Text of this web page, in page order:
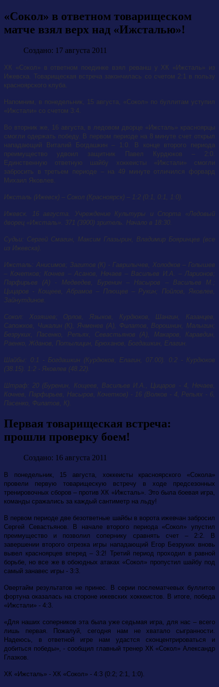
«Сокол» в ответном товарищеском
матче взял верх над «Ижсталью»!
Создано: 17 августа 2011
ХК «Сокол» в ответном поединке взял реванш у ХК «Ижсталь» из
Ижевска. Товарищеская встреча закончилась со счетом 2:1 в пользу
красноярского клуба.
Напомним, в понедельник, 15 августа, «Сокол» по буллитам уступил
«Ижстали» со счетом 3:4.
Во вторник же, 16 августа, в ледовом дворце «Ижсталь» красноярцы
смогли одержать победу. В первом периоде на 8 минуте счет открыл
нападающий Виталий Богдашкин – 1:0. В конце второго периода
преимущество удвоил защитник Павел Курдюков – 2:0.
Единственную ответную шайбу хоккеисты «Ижстали» смогли
забросить в третьем периоде – на 49 минуте отличился форвард
Михаил Яковлев.
Ижсталь (Ижевск) – Сокол (Красноярск) – 1:2 (0:1, 0:1, 1:0).
Ижевск. 16 августа. Учреждение Культуры и Спорта «Ледовый
дворец «Ижсталь». 371 (3900) зритель. Начало в 18:30.
Судьи: Сергей Смагин, Максим Глазырин, Владимир Бояринцев (все
из Ижевска).
Ижсталь: Анисимов; Загитов (К) - Гаврилычев, Холодков – Голышев
– Кочетков; Кочнев – Асанов, Нечаев – Васильев И.А. – Ларионов;
Парфирьев (А) - Медведев, Буренин – Насыров – Васильев М.;
Цицаров - Кощеев, Абрамов – Плющев – Рукин; Пойлов, Яковлев,
Зайнутдинов.
Сокол: Хозяшев; Орлов, Языков, Курдюков, Шангин, Казанцев,
Сапожков, Чикалин (К), Ячменев (А), Филатов, Ворошнин, Малыгин;
Безруких, Пасенко, Репьях, Севастьянов (А), Макаров, Каравдин,
Раенко, Жданов, Потылицин, Брюханов, Богдашкин, Елагин.
Шайбы: 0:1 - Богдашкин (Курдюков, Елагин, 07.00). 0:2 - Курдюков
(38.15). 1:2 - Яковлев (48.22).
Штраф: 20 (Буренин, Кощеев, Васильев И.А., Цицаров - 4, Нечаев,
Кочнев, Парфирьев, Насыров, Кочетков) - 16 (Волков - 4, Репьях - 6,
Пасенко, Филатов, К).
Первая товарищеская встреча:
прошли проверку боем!
Создано: 16 августа 2011
В понедельник, 15 августа, хоккеисты красноярского «Сокола»
провели первую товарищескую встречу в ходе предсезонных
тренировочных сборов – против ХК «Ижсталь». Это была боевая игра,
команды сражались за каждый сантиметр на льду!
В первом периоде две безответные шайбы в ворота ижевчан забросил
Сергей Севастьянов. В начале второго периода «Сокол» упустил
преимущество и позволил сопернику сравнять счет – 2:2. В
завершении второго отрезка игры нападающий Егор Безруких вновь
вывел красноярцев вперед – 3:2! Третий период проходил в равной
борьбе, но все же в обоюдных атаках «Сокол» пропустил шайбу под
самый занавес игры - 3:3.
Овертайм результатов не принес. В серии послематчевых буллитов
фортуна оказалась на стороне ижевских хоккеистов. В итоге, победа
«Ижстали» - 4:3.
«Для наших соперников эта была уже седьмая игра, для нас – всего
лишь первая. Пожалуй, сегодня нам не хватало сыгранности.
Надеюсь, в ответной игре нам удастся сконцентрироваться и
добиться победы», - сообщил главный тренер ХК «Сокол» Александр
Глазков.
ХК «Ижсталь» - ХК «Сокол» - 4:3 (0:2; 2:1, 1:0).